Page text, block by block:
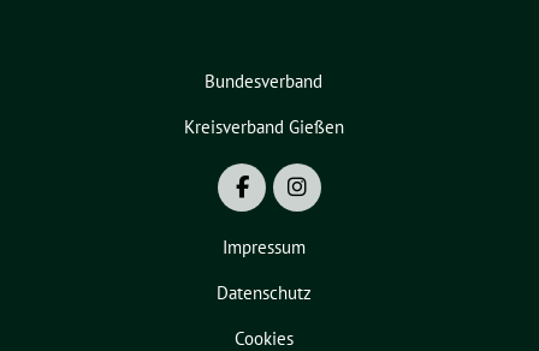
Bundesverband
Kreisverband Gießen
Impressum
Datenschutz
Cookies